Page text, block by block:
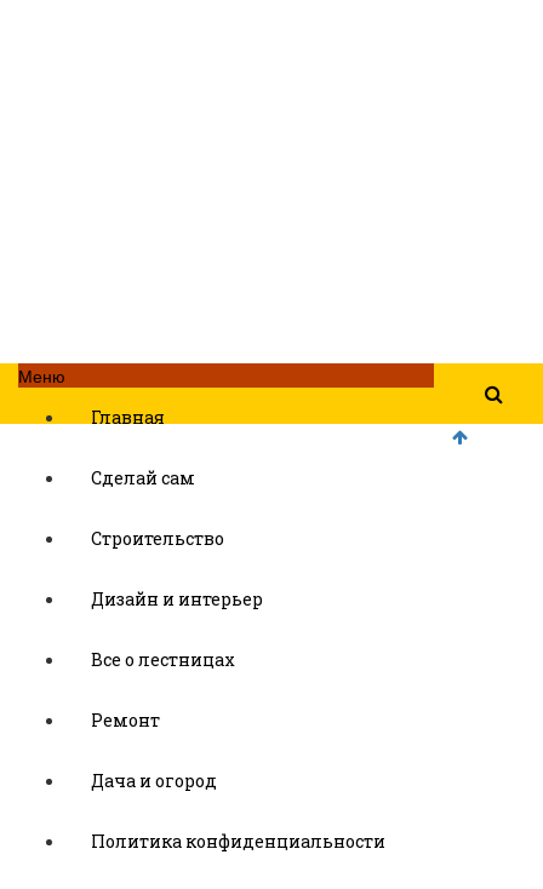
Меню
Главная
Сделай сам
Строительство
Дизайн и интерьер
Все о лестницах
Ремонт
Дача и огород
Политика конфиденциальности